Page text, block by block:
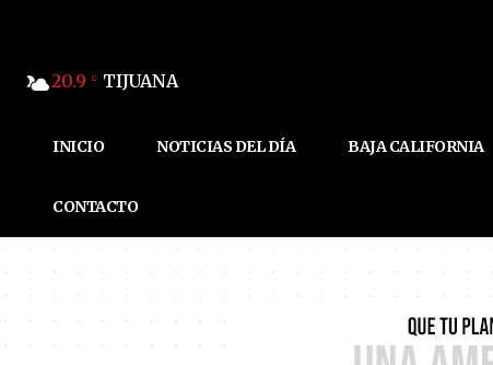
20.9 C TIJUANA
INICIO NOTICIAS DEL DÍA BAJA CALIFORNIA
CONTACTO